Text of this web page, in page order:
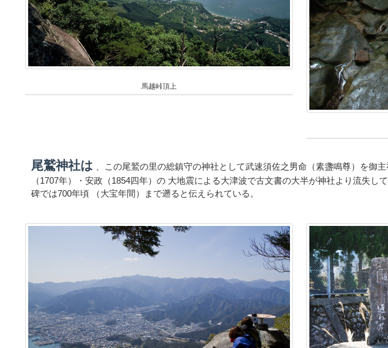
馬越峠頂上
尾鷲神社は 、この尾鷲の里の総鎮守の神社として武速須佐之男命（素盞鳴尊）を御
（1707年）・安政（1854四年）の 大地震による大津波で古文書の大半が神社より流失し
碑では700年頃 （大宝年間）まで遡ると伝えられている。